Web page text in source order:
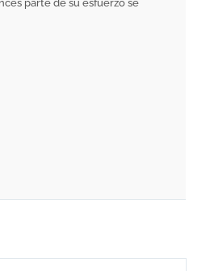
parte de su esfuerzo se